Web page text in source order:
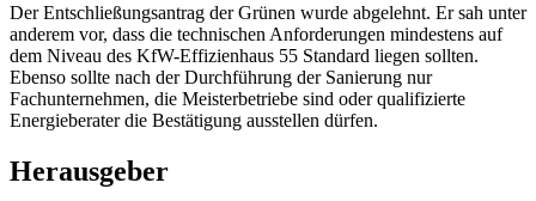
Der Entschließungsantrag der Grünen wurde abgelehnt. Er sah unter
anderem vor, dass die technischen Anforderungen mindestens auf
dem Niveau des KfW-Effizienhaus 55 Standard liegen sollten.
Ebenso sollte nach der Durchführung der Sanierung nur
Fachunternehmen, die Meisterbetriebe sind oder qualifizierte
Energieberater die Bestätigung ausstellen dürfen.
Herausgeber